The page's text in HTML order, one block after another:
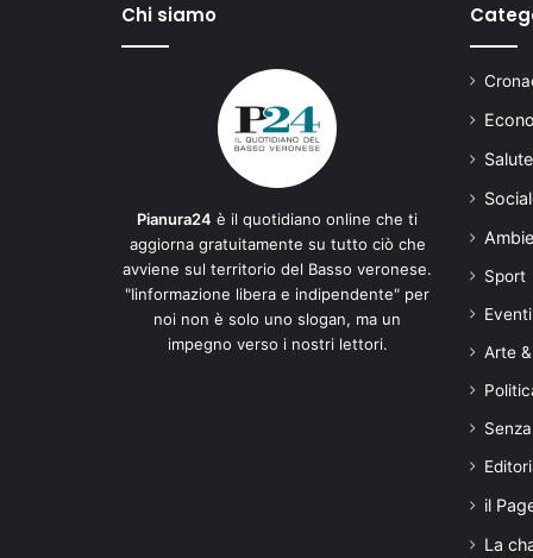
Chi siamo
Pianura24 è il quotidiano online che ti
aggiorna gratuitamente su tutto ciò che
avviene sul territorio del Basso veronese.
"Iinformazione libera e indipendente" per
noi non è solo uno slogan, ma un
impegno verso i nostri lettori.
Salute
Sport
Eventi
Arte
il
La